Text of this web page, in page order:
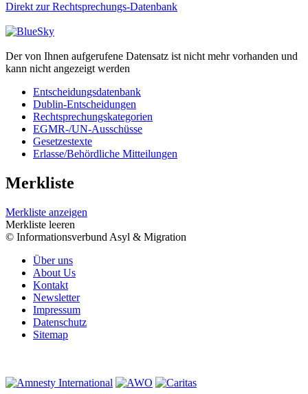
Direkt zur Rechtsprechungs-Datenbank
Der von Ihnen aufgerufene Datensatz ist nicht mehr vorhanden und
kann nicht angezeigt werden
Entscheidungsdatenbank
Dublin-Entscheidungen
Rechtsprechungskategorien
EGMR-/UN-Ausschüsse
Gesetzestexte
Erlasse/Behördliche Mitteilungen
Merkliste
Merkliste anzeigen
Merkliste leeren
© Informationsverbund Asyl & Migration
Über uns
About Us
Kontakt
Newsletter
Impressum
Datenschutz
Sitemap